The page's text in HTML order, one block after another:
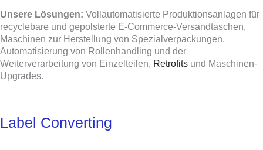
Unsere Lösungen: Vollautomatisierte Produktionsanlagen für
recyclebare und gepolsterte E-Commerce-Versandtaschen,
Maschinen zur Herstellung von Spezialverpackungen,
Automatisierung von Rollenhandling und der
Weiterverarbeitung von Einzelteilen, Retrofits und Maschinen-
Upgrades.
Label Converting